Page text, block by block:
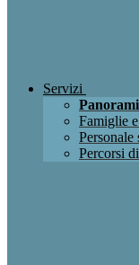
Servizi
Famiglie
Personale
Percorsi